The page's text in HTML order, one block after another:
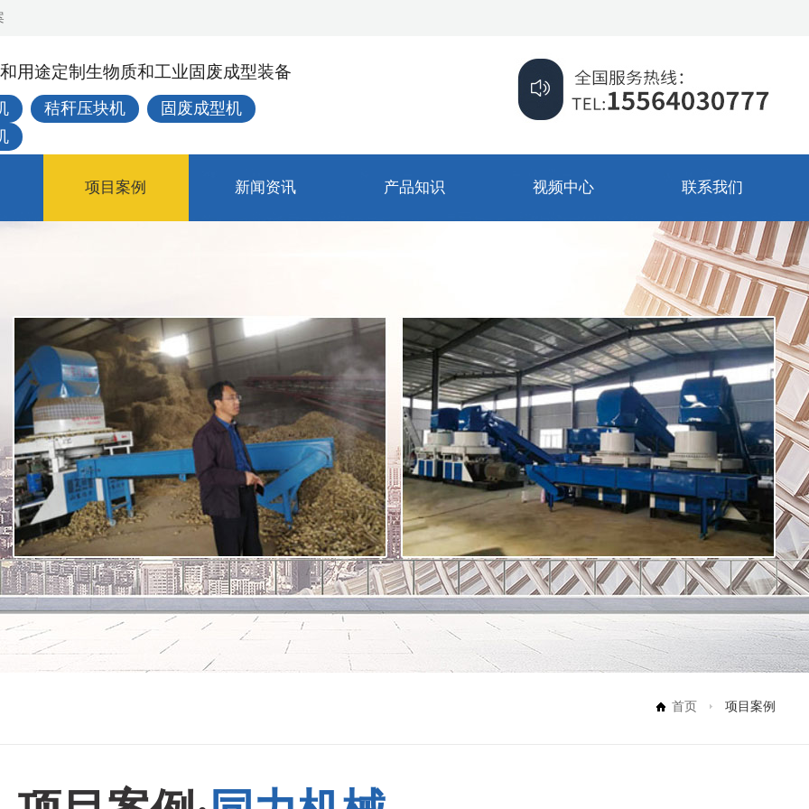
用途定制生物质和工业固废成型装备
秸秆压块机
固废成型机
项目案例 新闻资讯 产品知识 视频中心 联系我们
首页 项目案例